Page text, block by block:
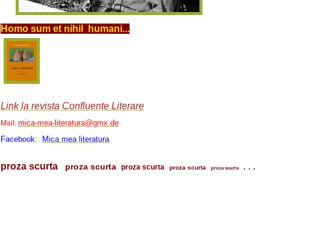
Homo sum et nihil humani...
Link la revista Confluențe Literare
Mail: mica-mea-literatura@gmx.de
Facebook:
Mica mea literatura
proza scurta proza scurta proza scurta proza scurta proza scurta. . .